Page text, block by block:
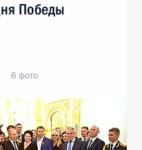
Победы
6 фото